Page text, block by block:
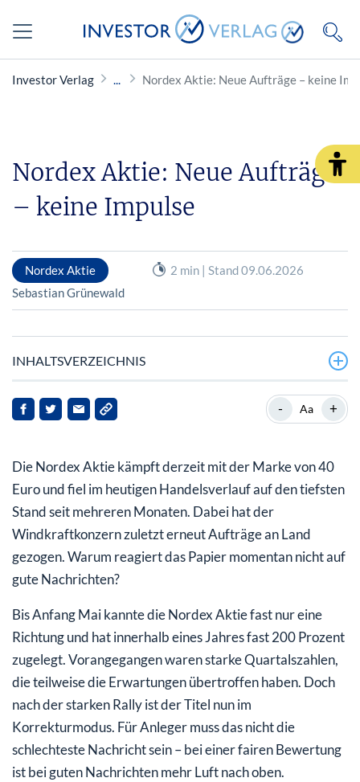
Investor Verlag Nordex Aktie: Neue Aufträge – keine
Nordex Aktie: Neue Aufträge
– keine Impulse
Nordex Aktie
2 min | Stand 09.06.2026
Sebastian Grünewald
INHALTSVERZEICHNIS
Nordex mit neuen Aufträgen
- Aa +
Die Nordex Aktie kämpft derzeit mit der Marke von 40
Euro und fiel im heutigen Handelsverlauf auf den tiefsten
Stand seit mehreren Monaten. Dabei hat der
Windkraftkonzern zuletzt erneut Aufträge an Land
gezogen. Warum reagiert das Papier momentan nicht auf
gute Nachrichten?
Bis Anfang Mai kannte die Nordex Aktie fast nur eine
Richtung und hat innerhalb eines Jahres fast 200 Prozent
zugelegt. Vorangegangen waren starke Quartalszahlen,
die teilweise die Erwartungen übertroffen haben. Doch
nach der starken Rally ist der Titel nun im
Korrekturmodus. Für Anleger muss das nicht die
schlechteste Nachricht sein – bei einer fairen Bewertung
ist bei guten Nachrichten mehr Luft nach oben.